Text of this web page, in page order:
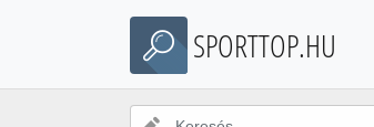
SPORTTOP.HU